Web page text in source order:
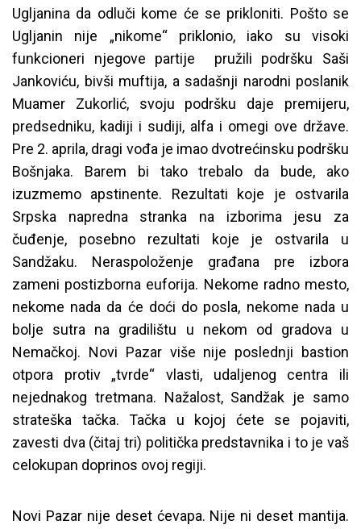
Ugljanina da odluči kome će se prikloniti. Pošto se
Ugljanin nije „nikome“ priklonio, iako su visoki
funkcioneri njegove partije pružili podršku Saši
Jankoviću, bivši muftija, a sadašnji narodni poslanik
Muamer Zukorlić, svoju podršku daje premijeru,
predsedniku, kadiji i sudiji, alfa i omegi ove države.
Pre 2. aprila, dragi vođa je imao dvotrećinsku podršku
Bošnjaka. Barem bi tako trebalo da bude, ako
izuzmemo apstinente. Rezultati koje je ostvarila
Srpska napredna stranka na izborima jesu za
čuđenje, posebno rezultati koje je ostvarila u
Sandžaku. Neraspoloženje građana pre izbora
zameni postizborna euforija. Nekome radno mesto,
nekome nada da će doći do posla, nekome nada u
bolje sutra na gradilištu u nekom od gradova u
Nemačkoj. Novi Pazar više nije poslednji bastion
otpora protiv „tvrde“ vlasti, udaljenog centra ili
nejednakog tretmana. Nažalost, Sandžak je samo
strateška tačka. Tačka u kojoj ćete se pojaviti,
zavesti dva (čitaj tri) politička predstavnika i to je vaš
celokupan doprinos ovoj regiji.
Novi Pazar nije deset ćevapa. Nije ni deset mantija.